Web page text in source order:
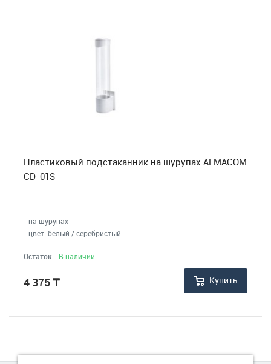
Малая бытовая техника
Товары для дома и сада
Пластиковый подстаканник на шурупах ALMACOM
CD-01S
- на шурупах
- цвет: белый / серебристый
Остаток: В наличии
4 375 ₸ Купить